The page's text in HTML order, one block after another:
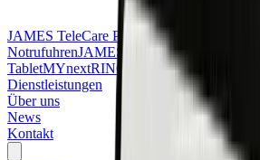
JAMES TeleCare PlattformJAMES
NotrufuhrenJAMES Alleinarbeiteruhr
TabletMYnextRING
Dienstleistungen
Über uns
News
Kontakt